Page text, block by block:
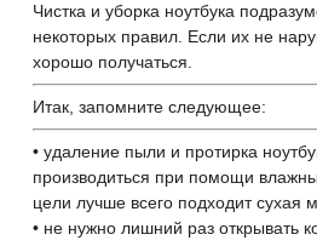
Чистка и уборка ноутбука
некоторых правил. Если их не
хорошо получаться.
Итак, запомните следующее:
• удаление пыли и протирка
производиться при помощи
цели лучше всего подходит сухая
• не нужно лишний раз открывать